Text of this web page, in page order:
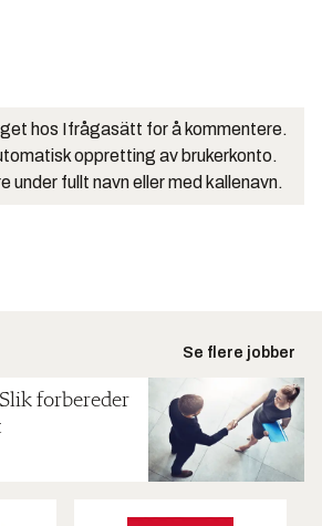
hos Ifrågasätt for å kommentere.
oppretting av brukerkonto.
under fullt navn eller med kallenavn.
Se flere jobber
forbereder